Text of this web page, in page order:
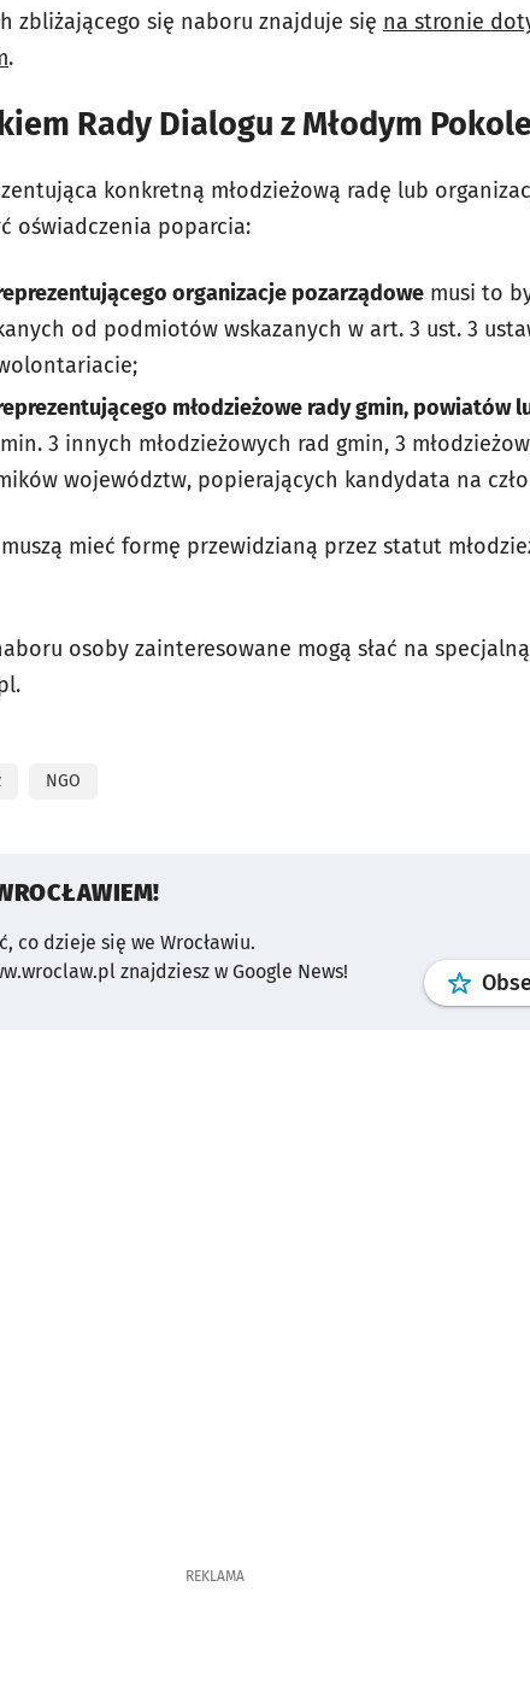
zbliżającego się naboru znajduje się na stronie
.
Rady Dialogu z Młodym
konkretną młodzieżową radę lub
oświadczenia poparcia:
organizacje pozarządowe musi to
od podmiotów wskazanych w art. 3 ust. 3
młodzieżowe rady gmin, powiatów
3 innych młodzieżowych rad gmin, 3
województw, popierających kandydata na
mieć formę przewidzianą przez statut
osoby zainteresowane mogą słać na
NGO
co dzieje się we Wrocławiu.
znajdziesz w Google News!
REKLAMA